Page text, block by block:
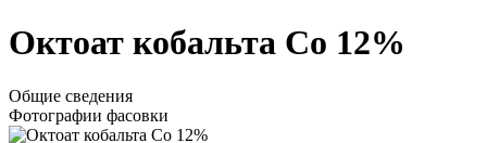
Октоат кобальта Co 12%
Общие сведения
Фотографии фасовки